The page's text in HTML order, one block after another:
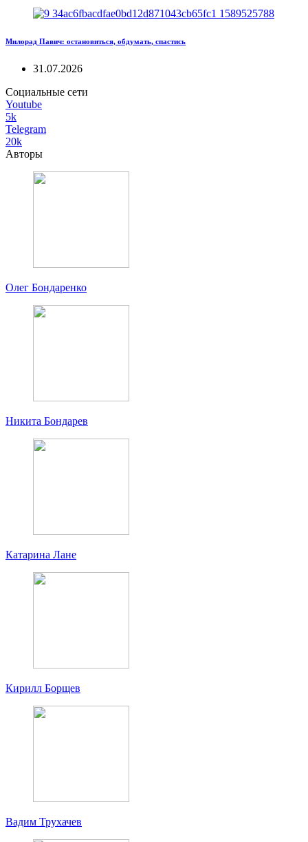
Милорад Павич: остановиться, обдумать, спастись
31.07.2026
Социальные сети
Youtube
5k
Telegram
20k
Авторы
Олег Бондаренко
Никита Бондарев
Катарина Лане
Кирилл Борщев
Вадим Трухачев